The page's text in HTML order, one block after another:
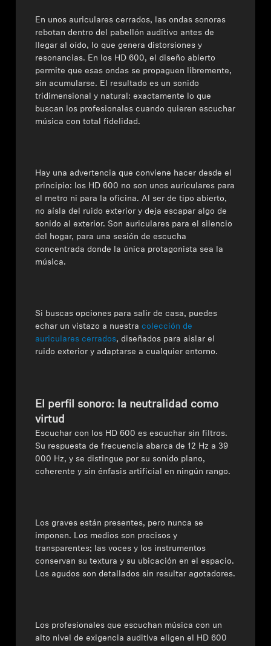
Soporte
Garantía y servicio técnico
Contactar con el servicio de asistencia
En unos auriculares cerrados, las ondas sonoras
rebotan dentro del pabellón auditivo antes de
llegar al oído, lo que genera distorsiones y
resonancias. En los HD 600, el diseño abierto
permite que esas ondas se propaguen libremente,
sin acumularse. El resultado es un sonido
tridimensional y natural: exactamente lo que
buscan los profesionales cuando quieren escuchar
música con total fidelidad.
Hay una advertencia que conviene hacer desde el
principio: los HD 600 no son unos auriculares para
el metro ni para la oficina. Al ser de tipo abierto,
no aísla del ruido exterior y deja escapar algo de
sonido al exterior. Son auriculares para el silencio
del hogar, para una sesión de escucha
concentrada donde la única protagonista sea la
música.
Si buscas opciones para salir de casa, puedes
echar un vistazo a nuestra colección de
auriculares cerrados, diseñados para aislar el
ruido exterior y adaptarse a cualquier entorno.
El perfil sonoro: la neutralidad como
virtud
Escuchar con los HD 600 es escuchar sin filtros.
Su respuesta de frecuencia abarca de 12 Hz a 39
000 Hz, y se distingue por su sonido plano,
coherente y sin énfasis artificial en ningún rango.
Los graves están presentes, pero nunca se
imponen. Los medios son precisos y
transparentes; las voces y los instrumentos
conservan su textura y su ubicación en el espacio.
Los agudos son detallados sin resultar agotadores.
Los profesionales que escuchan música con un
alto nivel de exigencia auditiva eligen el HD 600